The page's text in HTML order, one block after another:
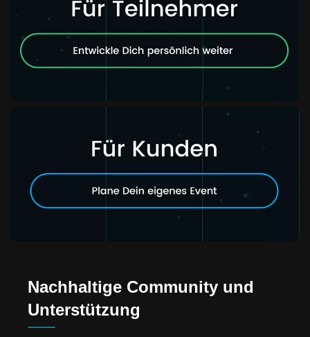
Nachhaltige Community und
Unterstützung